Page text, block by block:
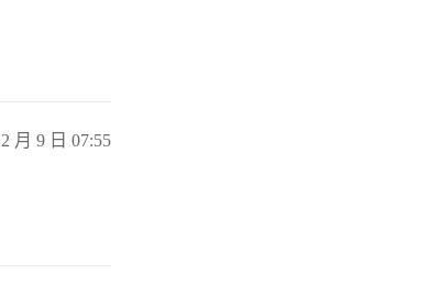
月 9 日 07:55